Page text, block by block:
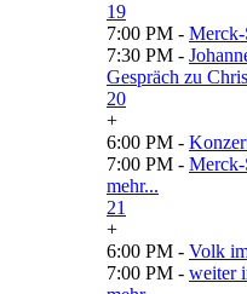
19
7:00 PM - Merck-
7:30 PM -
Gespräch zu
20
+
6:00 PM -
7:00 PM - Merck-
mehr...
21
+
6:00 PM - Volk
7:00 PM - weiter